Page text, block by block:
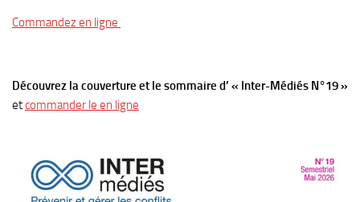
Commandez en ligne
Découvrez la couverture et le sommaire d’ « Inter-Médiés N°19 »
etcommander le en ligne